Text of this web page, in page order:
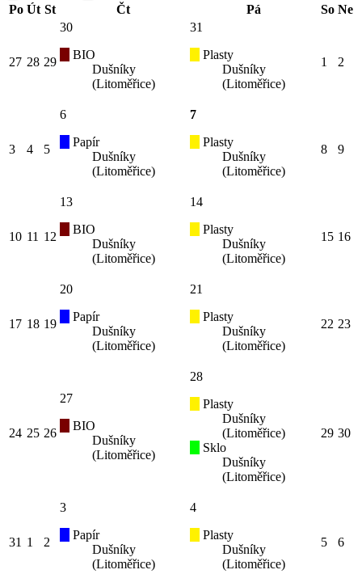
Po Út St Čt Pá So Ne
27 28 29
30
BIO
Dušníky
(Litoměřice)
31
Plasty
Dušníky
(Litoměřice)
1 2
3 4 5
6
Papír
Dušníky
(Litoměřice)
7
Plasty
Dušníky
(Litoměřice)
8 9
10 11 12
13
BIO
Dušníky
(Litoměřice)
14
Plasty
Dušníky
(Litoměřice)
15 16
17 18 19
20
Papír
Dušníky
(Litoměřice)
21
Plasty
Dušníky
(Litoměřice)
22 23
24 25 26
27
BIO
Dušníky
(Litoměřice)
28
Plasty
Dušníky
(Litoměřice)
Sklo
Dušníky
(Litoměřice)
29 30
31 1 2
3
Papír
Dušníky
(Litoměřice)
4
Plasty
Dušníky
(Litoměřice)
5 6